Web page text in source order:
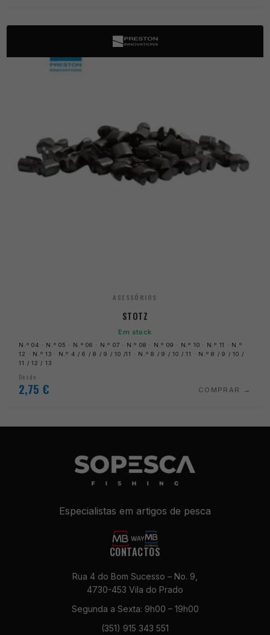
ACESSÓRIOS
STOTZ
Em stock
N.º 04 · N.º 05 · N.º 06 · N.º 07 · N.º 08 · N.º 09 · N.º 10 · N.º 11 · N.º
12 · N.º 13 · N.º 4 / 6 / 8 / 9 / 10 /11 · N.º 8 / 9 / 10 / 11 · N.º 8 / 9 / 10 /
11 / 12 / 13
Desde
2,75 € COMPRAR
Especialistas em artigos de pesca
CONTACTOS
Rua 4 do Bom Sucesso – No. 9,
4730-453 Vila do Prado
Segunda a Sexta: 9h00 – 19h00
(351) 915 343 551